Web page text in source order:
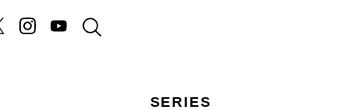
SERIES